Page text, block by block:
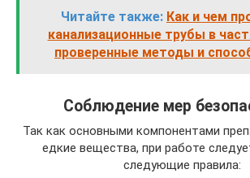
Читайте также: Как и чем
канализационные трубы в
проверенные методы и
Соблюдение мер
Так как основными компонентами
едкие вещества, при работе
следующие правила: